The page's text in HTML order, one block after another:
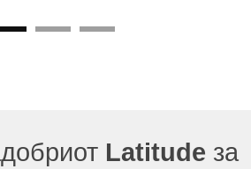
Latitude за